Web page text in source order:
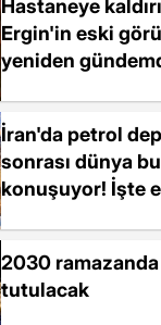
Hastaneye
Ergin'in eski
yeniden
İran'da petrol
sonrası dünya
konuşuyor! İşte
2030
tutulacak